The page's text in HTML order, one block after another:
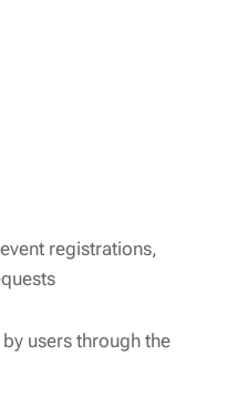
registrations,
users through the